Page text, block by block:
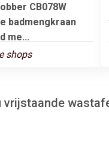
CB078W
badmengkraan
me...
shops